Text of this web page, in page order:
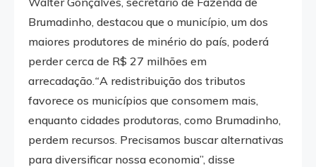
Brumadinho, destacou que o município, um dos
maiores produtores de minério do país, poderá
perder cerca de R$ 27 milhões em
arrecadação.“A redistribuição dos tributos
favorece os municípios que consomem mais,
enquanto cidades produtoras, como Brumadinho,
perdem recursos. Precisamos buscar alternativas
para diversificar nossa economia”, disse